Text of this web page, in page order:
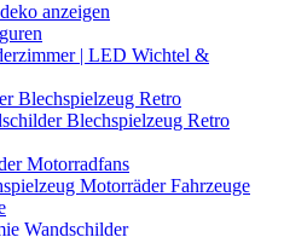
anzeigen
| LED Wichtel &
Blechspielzeug Retro
Blechspielzeug Retro
Motorradfans
Motorräder Fahrzeuge
Wandschilder